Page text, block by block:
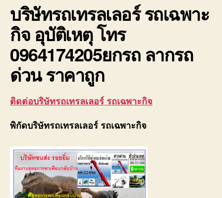
เฉพา
บริษัทรถเทรลเลอร์ รถเฉพาะ
กิจ อุบัติเหตุ โทร
0964174205ยกรถ ลากรถ
ด่วน ราคาถูก
ติดต่อบริษัทรถเทรลเลอร์ รถเฉพาะกิจ
พิกัดบริษัทรถเทรลเลอร์ รถเฉพาะกิจ